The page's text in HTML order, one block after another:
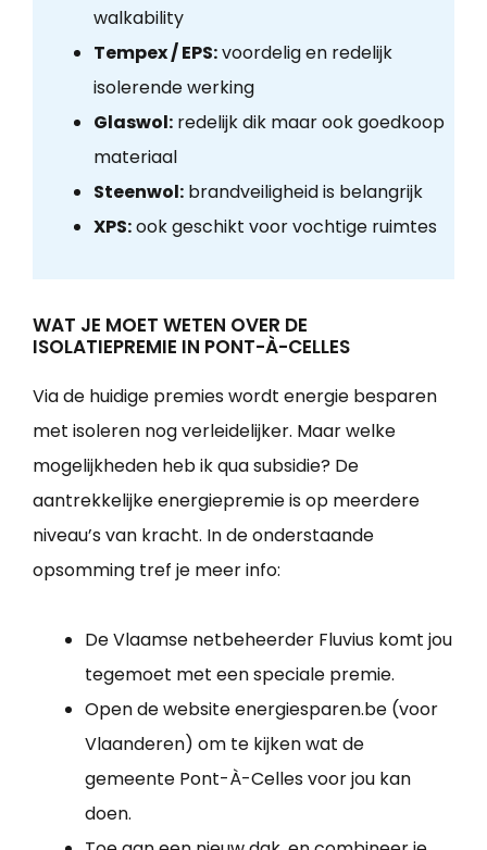
walkability
Tempex / EPS:voordelig en redelijk
isolerende werking
Glaswol:redelijk dik maar ook goedkoop
materiaal
Steenwol:brandveiligheid is belangrijk
XPS:ook geschikt voor vochtige ruimtes
WAT JE MOET WETEN OVER DE
ISOLATIEPREMIE IN PONT-À-CELLES
Via de huidige premies wordt energie besparen
met isoleren nog verleidelijker. Maar welke
mogelijkheden heb ik qua subsidie? De
aantrekkelijke energiepremie is op meerdere
niveau’s van kracht. In de onderstaande
opsomming tref je meer info:
De Vlaamse netbeheerder Fluvius komt jou
tegemoet met een speciale premie.
Open de website energiesparen.be (voor
Vlaanderen) om te kijken wat de
gemeente Pont-À-Celles voor jou kan
doen.